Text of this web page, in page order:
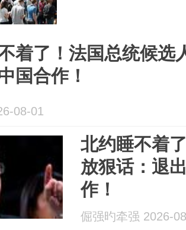
着了！法国总统候选
国合作！
08-01
北约睡不着
放狠话：退
作！
倔强旳牵强 2026-